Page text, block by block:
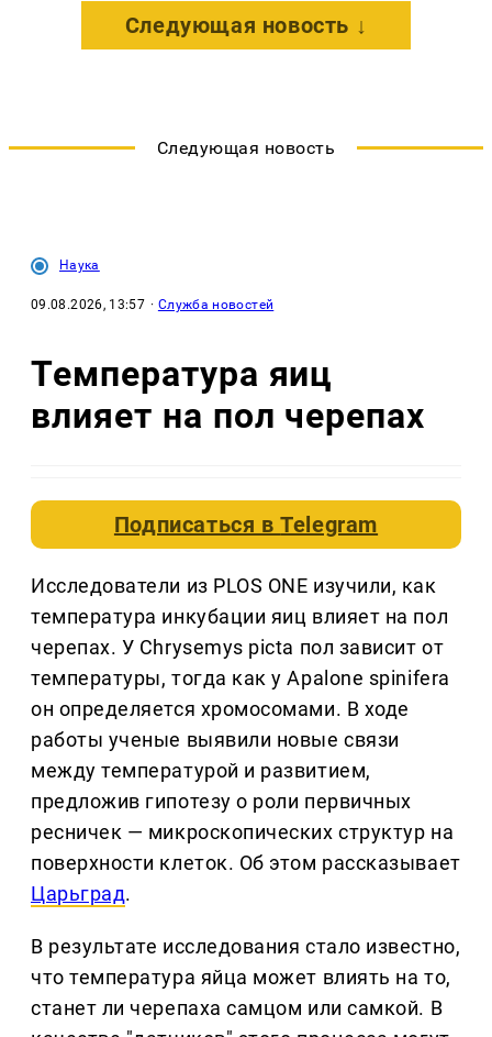
Следующая новость ↓
Следующая новость
Наука
09.08.2026, 13:57 · Служба новостей
Температура яиц
влияет на пол черепах
Подписаться вTelegram
Исследователи из PLOS ONE изучили, как
температура инкубации яиц влияет на пол
черепах. У Chrysemys picta пол зависит от
температуры, тогда как у Apalone spinifera
он определяется хромосомами. В ходе
работы ученые выявили новые связи
между температурой и развитием,
предложив гипотезу о роли первичных
ресничек — микроскопических структур на
поверхности клеток. Об этом рассказывает
Царьград.
В результате исследования стало известно,
что температура яйца может влиять на то,
станет ли черепаха самцом или самкой. В